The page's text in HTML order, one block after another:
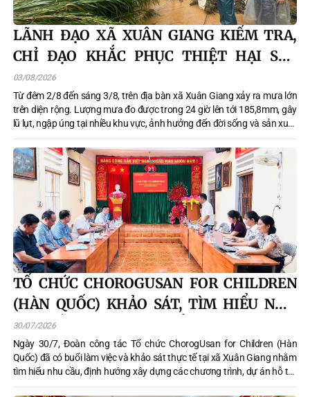
LÃNH ĐẠO XÃ XUÂN GIANG KIỂM TRA,
CHỈ ĐẠO KHẮC PHỤC THIỆT HẠI SAU
MƯA LŨ
03/08/2026
Từ đêm 2/8 đến sáng 3/8, trên địa bàn xã Xuân Giang xảy ra mưa lớn
trên diện rộng. Lượng mưa đo được trong 24 giờ lên tới 185,8mm, gây
lũ lụt, ngập úng tại nhiều khu vực, ảnh hưởng đến đời sống và sản xuất
của người dân. Ngay sau khi mưa lớn xảy ra, lãnh đạo xã Xuân Giang
đã trực tiếp kiểm tra tình hình tại các khu vực bị ảnh hưởng, nắm bắt
thiệt hại và chỉ đạo triển khai các phương án ứng phó, khắc phục hậu
quả.
TỔ CHỨC CHOROGUSAN FOR CHILDREN
(HÀN QUỐC) KHẢO SÁT, TÌM HIỂU NHU
CẦU HỖ TRỢ PHÁT TRIỂN TẠI XÃ XUÂN
GIANG
30/07/2026
Ngày 30/7, Đoàn công tác Tổ chức ChorogUsan for Children (Hàn
Quốc) đã có buổi làm việc và khảo sát thực tế tại xã Xuân Giang nhằm
tìm hiểu nhu cầu, định hướng xây dựng các chương trình, dự án hỗ trợ
phát triển trên địa bàn trong thời gian tới.